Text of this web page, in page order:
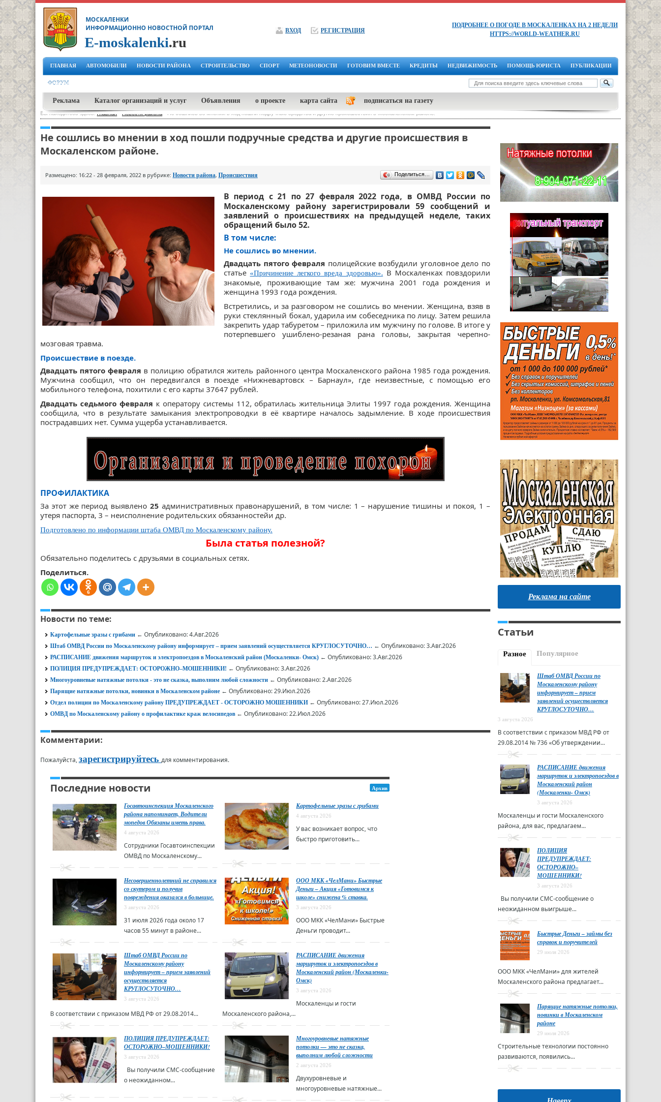
ВХОД РЕГИСТРАЦИЯ
МОСКАЛЕНКИ
ИНФОРМАЦИОННО НОВОСТНОЙ ПОРТАЛ
E-moskalenki.ru
ПОДРОБНЕЕ О ПОГОДЕ В МОСКАЛЕНКАХ НА 2 НЕДЕЛИ
HTTPS://WORLD-WEATHER.RU
ГЛАВНАЯ АВТОМОБИЛИ НОВОСТИ РАЙОНА СТРОИТЕЛЬСТВО СПОРТ МЕТЕОНОВОСТИ ГОТОВИМ ВМЕСТЕ КРЕДИТЫ НЕДВИЖИМОСТЬ ПОМОЩЬ ЮРИСТА ПУБЛИКАЦИИ
ФОРУМ
Реклама Каталог организаций и услуг Объявления о проекте карта сайта подписаться на газету
Вы находитесь здесь:Главная-Новости района Не сошлись во мнении в ход пошли подручные средства и другие происшествия в Москаленском районе.
Не сошлись во мнении в ход пошли подручные средства и другие происшествия в
Москаленском районе.
Размещено: 16:22 - 28 февраля, 2022 в рубрике: Новости района, Происшествия Поделиться…
В период с 21 по 27 февраля 2022 года, в ОМВД России по
Москаленскому району зарегистрировали 59 сообщений и
заявлений о происшествиях на предыдущей неделе, таких
обращений было 52.
В том числе:
Не сошлись во мнении.
Двадцать пятого февраля полицейские возбудили уголовное дело по
статье «Причинение легкого вреда здоровью». В Москаленках повздорили
знакомые, проживающие там же: мужчина 2001 года рождения и
женщина 1993 года рождения.
Встретились, и за разговором не сошлись во мнении. Женщина, взяв в
руки стеклянный бокал, ударила им собеседника по лицу. Затем решила
закрепить удар табуретом – приложила им мужчину по голове. В итоге у
потерпевшего ушиблено-резаная рана головы, закрытая черепно-
мозговая травма.
Происшествие в поезде.
Двадцать пятого февраля в полицию обратился житель районного центра Москаленского района 1985 года рождения.
Мужчина сообщил, что он передвигался в поезде «Нижневартовск – Барнаул», где неизвестные, с помощью его
мобильного телефона, похитили с его карты 37647 рублей.
Двадцать седьмого февраля к оператору системы 112, обратилась жительница Элиты 1997 года рождения. Женщина
сообщила, что в результате замыкания электропроводки в её квартире началось задымление. В ходе происшествия
пострадавших нет. Сумма ущерба устанавливается.
ПРОФИЛАКТИКА
За этот же период выявлено 25 административных правонарушений, в том числе: 1 – нарушение тишины и покоя, 1 –
утеря паспорта, 3 – неисполнение родительских обязанностейи др.
Подготовлено по информации штаба ОМВД по Москаленскому району.
Была статья полезной?
Обязательно поделитесь с друзьями в социальных сетях.
Поделиться.
6
Новости по теме:
Картофельные зразы с грибами ← Опубликовано: 4.Авг.2026
Штаб ОМВД России по Москаленскому району информирует – прием заявлений осуществляется КРУГЛОСУТОЧНО… ← Опубликовано: 3.Авг.2026
РАСПИСАНИЕ движения маршруток и электропоездов в Москаленский район (Москаленки- Омск) ← Опубликовано: 3.Авг.2026
ПОЛИЦИЯ ПРЕДУПРЕЖДАЕТ: ОСТОРОЖНО–МОШЕННИКИ! ← Опубликовано: 3.Авг.2026
Многоуровневые натяжные потолки - это не сказка, выполним любой сложности ← Опубликовано: 2.Авг.2026
Парящие натяжные потолки, новинки в Москаленском районе ← Опубликовано: 29.Июл.2026
Отдел полиции по Москаленскому району ПРЕДУПРЕЖДАЕТ - ОСТОРОЖНО МОШЕННИКИ ← Опубликовано: 27.Июл.2026
ОМВД по Москаленскому району о профилактике краж велосипедов ← Опубликовано: 22.Июл.2026
Комментарии:
Пожалуйста,зарегистрируйтесь для комментирования.
Последние новости Архив
Госавтоинспекция Москаленского
района напоминает, Водители
мопедов Обязаны иметь права.
4 августа 2026
Сотрудники Госавтоинспекции
ОМВД по Москаленскому...
Картофельные зразы с грибами
4 августа 2026
У вас возникает вопрос, что
быстро приготовить...
Несовершеннолетний не справился
со скутером и получив
повреждения оказался в больнице.
3 августа 2026
31 июля 2026 года около 17
часов 55 минут в районе...
ООО МКК «ЧелМани» Быстрые
Деньги – Акция «Готовимся к
школе» снижена % ставка.
3 августа 2026
ООО МКК «ЧелМани» Быстрые
Деньги проводит...
Штаб ОМВД России по
Москаленскому району
информирует – прием заявлений
осуществляется
КРУГЛОСУТОЧНО…
3 августа 2026
В соответствии с приказом МВД РФ от 29.08.2014...
РАСПИСАНИЕ движения
маршруток и электропоездов в
Москаленский район (Москаленки-
Омск)
3 августа 2026
Москаленцы и гости
Москаленского района,...
ПОЛИЦИЯ ПРЕДУПРЕЖДАЕТ:
ОСТОРОЖНО–МОШЕННИКИ!
3 августа 2026
Вы получили СМС-сообщение
о неожиданном...
Многоуровневые натяжные
потолки — это не сказка,
выполним любой сложности
2 августа 2026
Двухуровневые и
многоуровневые натяжные...
Реклама на сайте
Статьи
Разное Популярное
Штаб ОМВД России по
Москаленскому району
информирует – прием
заявлений осуществляется
КРУГЛОСУТОЧНО…
3 августа 2026
В соответствии с приказом МВД РФ от
29.08.2014 № 736 «Об утверждении...
РАСПИСАНИЕ движения
маршруток и электропоездов в
Москаленский район
(Москаленки- Омск)
3 августа 2026
Москаленцы и гости Москаленского
района, для вас, предлагаем...
ПОЛИЦИЯ
ПРЕДУПРЕЖДАЕТ:
ОСТОРОЖНО–
МОШЕННИКИ!
3 августа 2026
Вы получили СМС-сообщение о
неожиданном выигрыше...
Быстрые Деньги – займы без
справок и поручителей
29 июля 2026
ООО МКК «ЧелМани» для жителей
Москаленского района предлагает...
Парящие натяжные потолки,
новинки в Москаленском
районе
29 июля 2026
Строительные технологии постоянно
развиваются, появились...